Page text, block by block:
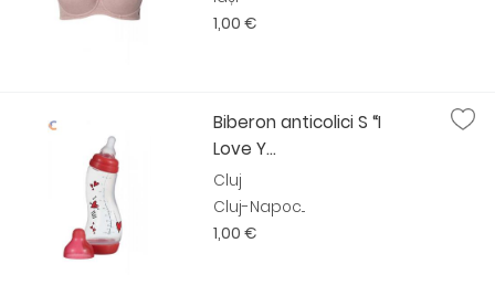
1,00 €
Biberon anticolici S “I
Love Y...
Cluj
Cluj-Napoc...
1,00 €